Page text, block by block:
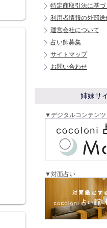
特定商取引法に基づ
利用者情報の外部送
運営会社について
占い師募集
サイトマップ
お問い合わせ
姉妹サ
▼デジタルコンテンツ
▼対面占い